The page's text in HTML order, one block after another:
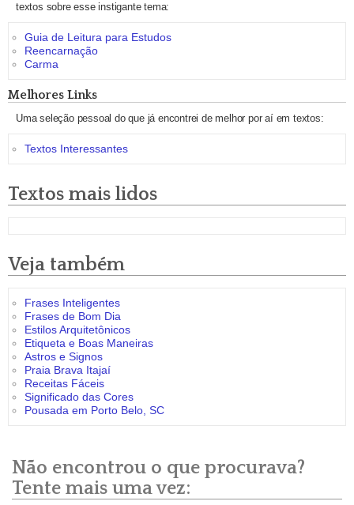
textos sobre esse instigante tema:
Guia de Leitura para Estudos
Reencarnação
Carma
Melhores Links
Uma seleção pessoal do que já encontrei de melhor por aí em textos:
Textos Interessantes
Textos mais lidos
Veja também
Frases Inteligentes
Frases de Bom Dia
Estilos Arquitetônicos
Etiqueta e Boas Maneiras
Astros e Signos
Praia Brava Itajaí
Receitas Fáceis
Significado das Cores
Pousada em Porto Belo, SC
Não encontrou o que procurava?
Tente mais uma vez: